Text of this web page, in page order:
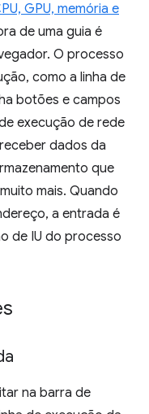
GPU, memória e
de uma guia é
O processo
como a linha de
botões e campos
execução de rede
dados da
que
mais. Quando
a entrada é
de IU do processo
na barra de